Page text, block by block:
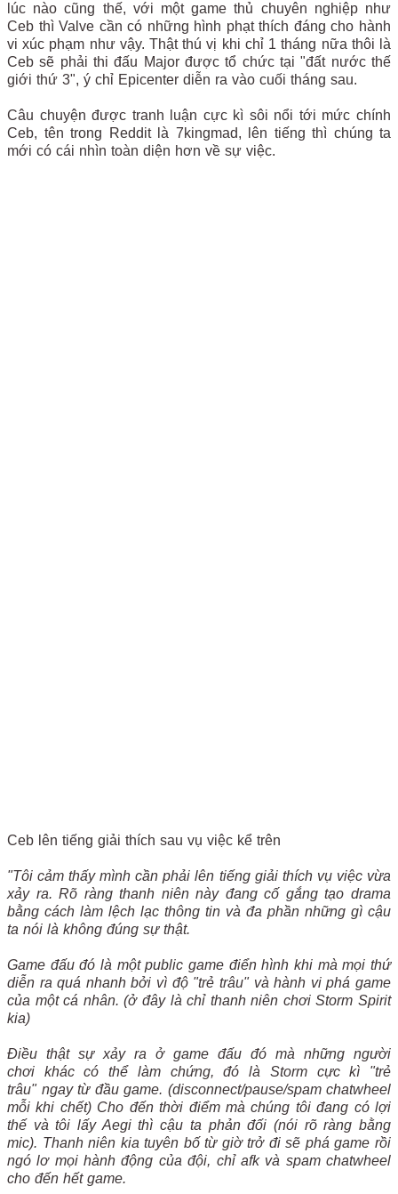
lúc nào cũng thế, với một game thủ chuyên nghiệp như
Ceb thì Valve cần có những hình phạt thích đáng cho hành
vi xúc phạm như vậy. Thật thú vị khi chỉ 1 tháng nữa thôi là
Ceb sẽ phải thi đấu Major được tổ chức tại "đất nước thế
giới thứ 3", ý chỉ Epicenter diễn ra vào cuối tháng sau.
Câu chuyện được tranh luận cực kì sôi nổi tới mức chính
Ceb, tên trong Reddit là 7kingmad, lên tiếng thì chúng ta
mới có cái nhìn toàn diện hơn về sự việc.
Ceb lên tiếng giải thích sau vụ việc kể trên
"Tôi cảm thấy mình cần phải lên tiếng giải thích vụ việc vừa
xảy ra. Rõ ràng thanh niên này đang cố gắng tạo drama
bằng cách làm lệch lạc thông tin và đa phần những gì cậu
ta nói là không đúng sự thật.
Game đấu đó là một public game điển hình khi mà mọi thứ
diễn ra quá nhanh bởi vì độ "trẻ trâu" và hành vi phá game
của một cá nhân. (ở đây là chỉ thanh niên chơi Storm Spirit
kia)
Điều thật sự xảy ra ở game đấu đó mà những người
chơi khác có thể làm chứng, đó là Storm cực kì "trẻ
trâu" ngay từ đầu game. (disconnect/pause/spam chatwheel
mỗi khi chết) Cho đến thời điểm mà chúng tôi đang có lợi
thế và tôi lấy Aegi thì cậu ta phản đối (nói rõ ràng bằng
mic). Thanh niên kia tuyên bố từ giờ trở đi sẽ phá game rồi
ngó lơ mọi hành động của đội, chỉ afk và spam chatwheel
cho đến hết game.